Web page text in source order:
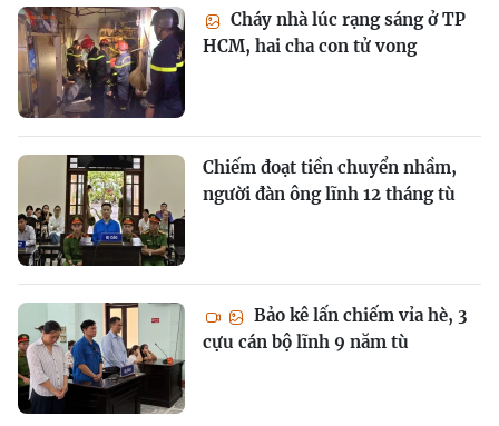
Cháy nhà lúc rạng sáng ở TP
HCM, hai cha con tử vong
Chiếm đoạt tiền chuyển nhầm,
người đàn ông lĩnh 12 tháng tù
Bảo kê lấn chiếm vỉa hè, 3
cựu cán bộ lĩnh 9 năm tù